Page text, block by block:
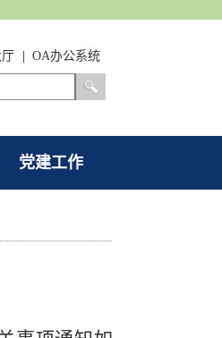
OA办公系统
党建工作